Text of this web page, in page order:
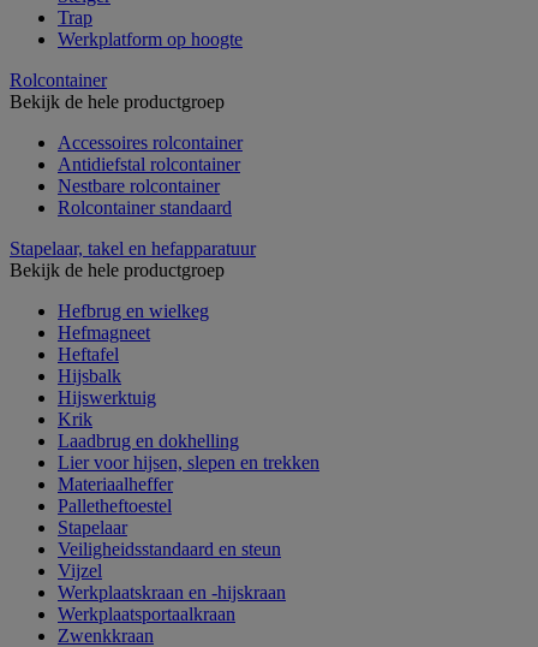
Trap
Werkplatform op hoogte
Rolcontainer
Bekijk de hele productgroep
Accessoires rolcontainer
Antidiefstal rolcontainer
Nestbare rolcontainer
Rolcontainer standaard
Stapelaar, takel en hefapparatuur
Bekijk de hele productgroep
Hefbrug en wielkeg
Hefmagneet
Heftafel
Hijsbalk
Hijswerktuig
Krik
Laadbrug en dokhelling
Lier voor hijsen, slepen en trekken
Materiaalheffer
Palletheftoestel
Stapelaar
Veiligheidsstandaard en steun
Vijzel
Werkplaatskraan en -hijskraan
Werkplaatsportaalkraan
Zwenkkraan